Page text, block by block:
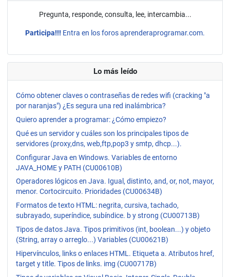
Pregunta, responde, consulta, lee, intercambia...
Participa!!! Entra en los foros aprenderaprogramar.com.
Lo más leído
Cómo obtener claves o contraseñas de redes wifi (cracking "a
por naranjas") ¿Es segura una red inalámbrica?
Quiero aprender a programar: ¿Cómo empiezo?
Qué es un servidor y cuáles son los principales tipos de
servidores (proxy,dns, web,ftp,pop3 y smtp, dhcp...).
Configurar Java en Windows. Variables de entorno
JAVA_HOME y PATH (CU00610B)
Operadores lógicos en Java. Igual, distinto, and, or, not, mayor,
menor. Cortocircuito. Prioridades (CU00634B)
Formatos de texto HTML: negrita, cursiva, tachado,
subrayado, superíndice, subíndice. b y strong (CU00713B)
Tipos de datos Java. Tipos primitivos (int, boolean...) y objeto
(String, array o arreglo...) Variables (CU00621B)
Hipervínculos, links o enlaces HTML. Etiqueta a. Atributos href,
target y title. Tipos de links. img (CU00717B)